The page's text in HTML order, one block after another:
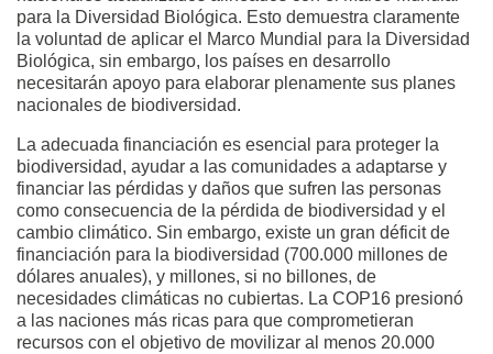
para la Diversidad Biológica. Esto demuestra claramente
la voluntad de aplicar el Marco Mundial para la Diversidad
Biológica, sin embargo, los países en desarrollo
necesitarán apoyo para elaborar plenamente sus planes
nacionales de biodiversidad.
La adecuada financiación es esencial para proteger la
biodiversidad, ayudar a las comunidades a adaptarse y
financiar las pérdidas y daños que sufren las personas
como consecuencia de la pérdida de biodiversidad y el
cambio climático. Sin embargo, existe un gran déficit de
financiación para la biodiversidad (700.000 millones de
dólares anuales), y millones, si no billones, de
necesidades climáticas no cubiertas. La COP16 presionó
a las naciones más ricas para que comprometieran
recursos con el objetivo de movilizar al menos 20.000